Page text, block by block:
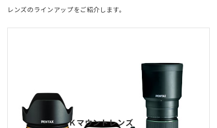
ュ
ー
レンズのラインアップをご紹介します。
Ｋマウントレンズ